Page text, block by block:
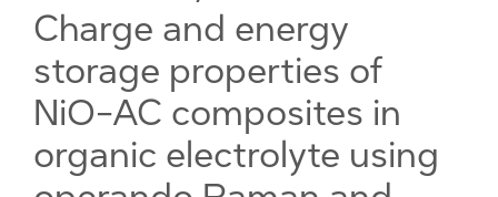
Charge and energy
storage properties of
NiO-AC composites in
organic electrolyte using